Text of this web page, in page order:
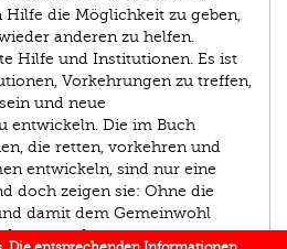
die Möglichkeit zu geben,
anderen zu helfen.
Hilfe und Institutionen. Es ist
Vorkehrungen zu treffen,
und neue
entwickeln. Die im Buch
die retten, vorkehren und
entwickeln, sind nur eine
doch zeigen sie: Ohne die
damit dem Gemeinwohl
ganz anders.